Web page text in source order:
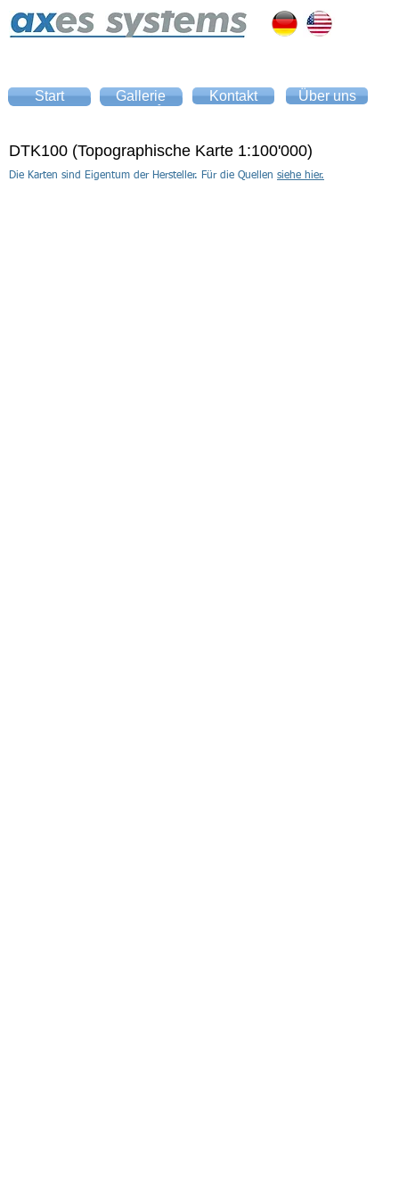
Home Gallery
Start Gallerie Kontakt Über uns
DTK100 (Topographische Karte 1:100'000)
Die Karten sind Eigentum der Hersteller. Für die Quellen siehe hier.